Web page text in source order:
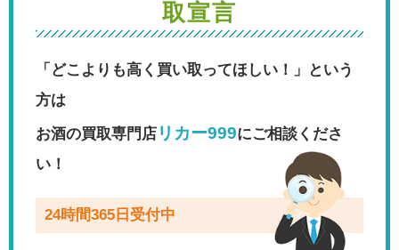
取宣言
「どこよりも高く買い取ってほしい！」という
方は
お酒の買取専門店 リカー999にご相談くださ
い！
24時間365日受付中